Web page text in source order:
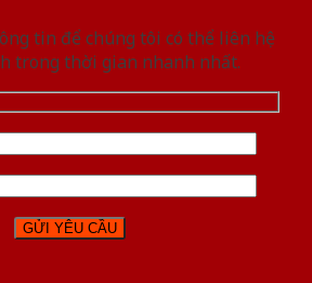
tin để chúng tôi có thể liên hệ
trong thời gian nhanh nhất.